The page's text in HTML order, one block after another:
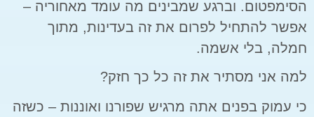
הסימפטום. וברגע שמבינים מה עומד מאחוריה –
אפשר להתחיל לפרום את זה בעדינות, מתוך
חמלה, בלי אשמה.
למה אני מסתיר את זה כל כך חזק?
כי עמוק בפנים אתה מרגיש שפורנו ואוננות – כשזה